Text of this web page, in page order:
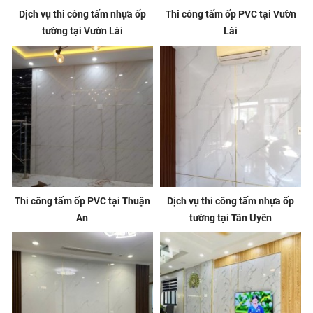
Dịch vụ thi công tấm nhựa ốp
tường tại Vườn Lài
Thi công tấm ốp PVC tại Vườn
Lài
Thi công tấm ốp PVC tại Thuận
An
Dịch vụ thi công tấm nhựa ốp
tường tại Tân Uyên